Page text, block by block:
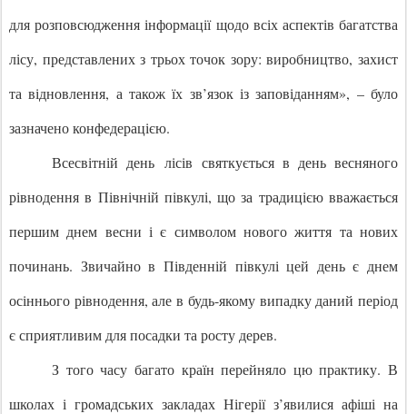
для розповсюдження інформації щодо всіх аспектів багатства
лісу, представлених з трьох точок зору: виробництво, захист
та відновлення, а також їх зв’язок із заповіданням», – було
зазначено конфедерацією.
Всесвітній день лісів святкується в день весняного
рівнодення в Північній півкулі, що за традицією вважається
першим днем весни і є символом нового життя та нових
починань. Звичайно в Південній півкулі цей день є днем
осіннього рівнодення, але в будь-якому випадку даний період
є сприятливим для посадки та росту дерев.
З того часу багато країн перейняло цю практику. В
школах і громадських закладах Нігерії з’явилися афіші на